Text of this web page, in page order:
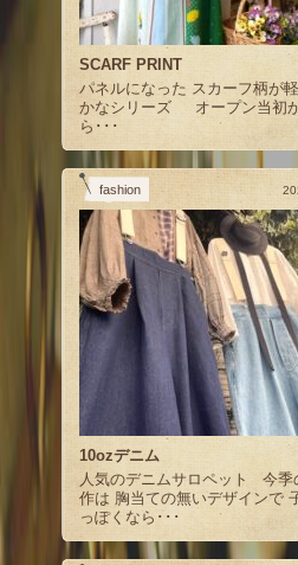
SCARF PRINT
パネルになった スカーフ柄が
かなシリーズ オープン当初
ら･･･
fashion
10ozデニム
人気のデニムサロペット 今季
作は 胸当ての無いデザインで
っぽくなら･･･